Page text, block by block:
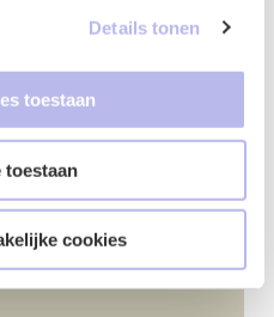
Details tonen
toestaan
toestaan
cookies